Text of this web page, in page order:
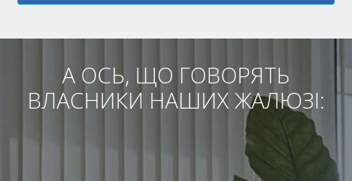
А ОСЬ, ЩО ГОВОРЯТЬ
ВЛАСНИКИ НАШИХ ЖАЛЮЗІ: